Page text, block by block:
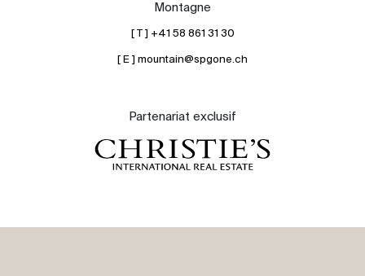
Montagne
[ T ] +41 58 861 31 30
[ E ] mountain@spgone.ch
Partenariat exclusif